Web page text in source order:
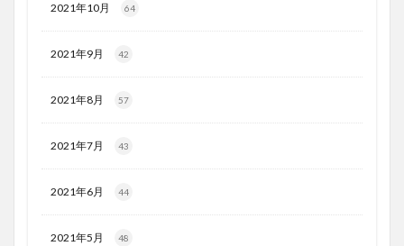
2021年10月 64
2021年9月 42
2021年8月 57
2021年7月 43
2021年6月 44
2021年5月 48